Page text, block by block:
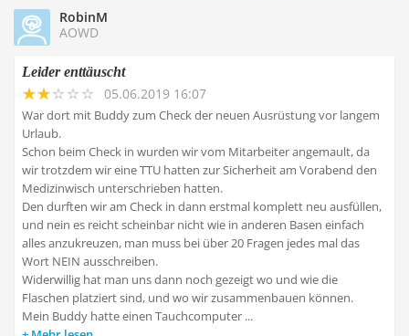
RobinM
AOWD
Leider enttäuscht
05.06.2019 16:07
War dort mit Buddy zum Check der neuen Ausrüstung vor langem
Urlaub.
Schon beim Check in wurden wir vom Mitarbeiter angemault, da
wir trotzdem wir eine TTU hatten zur Sicherheit am Vorabend den
Medizinwisch unterschrieben hatten.
Den durften wir am Check in dann erstmal komplett neu ausfüllen,
und nein es reicht scheinbar nicht wie in anderen Basen einfach
alles anzukreuzen, man muss bei über 20 Fragen jedes mal das
Wort NEIN ausschreiben.
Widerwillig hat man uns dann noch gezeigt wo und wie die
Flaschen platziert sind, und wo wir zusammenbauen können.
Mein Buddy hatte einen Tauchcomputer ...